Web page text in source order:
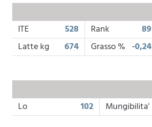
ITE
528 Rank 89
Latte kg
674 Grasso % -0,24
Lo
102 Mungibilita'